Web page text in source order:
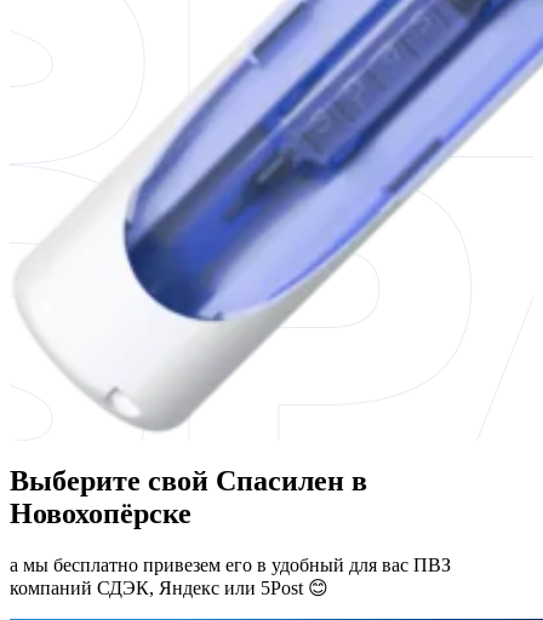
Выберите свой Спасилен в
Новохопёрске
а мы бесплатно привезем его в удобный для вас ПВЗ
компаний СДЭК, Яндекс или 5Post 😊